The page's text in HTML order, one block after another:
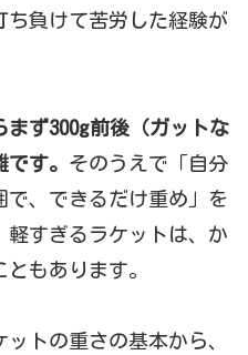
ち負けて苦労した経験が
ず300g前後（ガットな
す。 そのうえで「自分
で、できるだけ重め」を
軽すぎるラケットは、か
もあります。
トの重さの基本から、